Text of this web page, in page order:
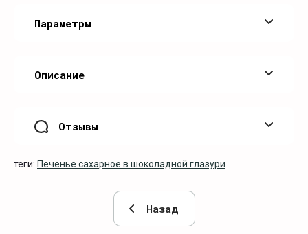
Параметры
Описание
Отзывы
теги: Печенье сахарное в шоколадной глазури
Назад